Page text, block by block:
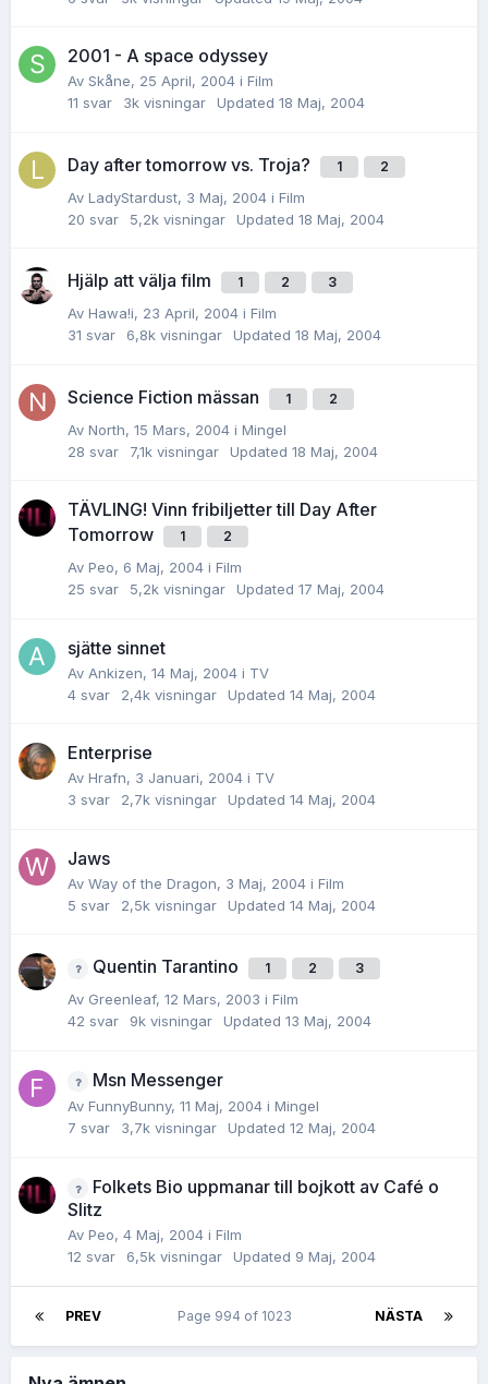
2001 - A space odyssey
Av Skåne, 25 April, 2004 i Film
11 svar 3k visningar Updated 18 Maj, 2004
Day after tomorrow vs. Troja? 1 2
Av LadyStardust, 3 Maj, 2004 i Film
20 svar 5,2k visningar Updated 18 Maj, 2004
Hjälp att välja film 1 2 3
Av Hawa!i, 23 April, 2004 i Film
31 svar 6,8k visningar Updated 18 Maj, 2004
Science Fiction mässan 1 2
Av North, 15 Mars, 2004 i Mingel
28 svar 7,1k visningar Updated 18 Maj, 2004
TÄVLING! Vinn fribiljetter till Day After
Tomorrow
1 2
Av Peo, 6 Maj, 2004 i Film
25 svar 5,2k visningar Updated 17 Maj, 2004
sjätte sinnet
Av Ankizen, 14 Maj, 2004 i TV
4 svar 2,4k visningar Updated 14 Maj, 2004
Enterprise
Av Hrafn, 3 Januari, 2004 i TV
3 svar 2,7k visningar Updated 14 Maj, 2004
Jaws
Av Way of the Dragon, 3 Maj, 2004 i Film
5 svar 2,5k visningar Updated 14 Maj, 2004
Quentin Tarantino 1 2 3
Av Greenleaf, 12 Mars, 2003 i Film
42 svar 9k visningar Updated 13 Maj, 2004
Msn Messenger
Av FunnyBunny, 11 Maj, 2004 i Mingel
7 svar 3,7k visningar Updated 12 Maj, 2004
Folkets Bio uppmanar till bojkott av Café o
Slitz
Av Peo, 4 Maj, 2004 i Film
12 svar 6,5k visningar Updated 9 Maj, 2004
PREV NÄSTA
Page 994 of 1023